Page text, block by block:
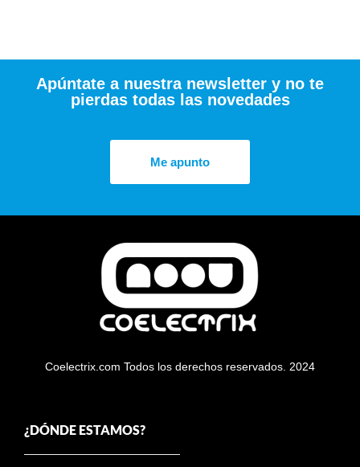
Apúntate a nuestra newsletter y no te
pierdas todas las novedades
Me apunto
Coelectrix.com Todos los derechos reservados. 2024
¿DÓNDE ESTAMOS?